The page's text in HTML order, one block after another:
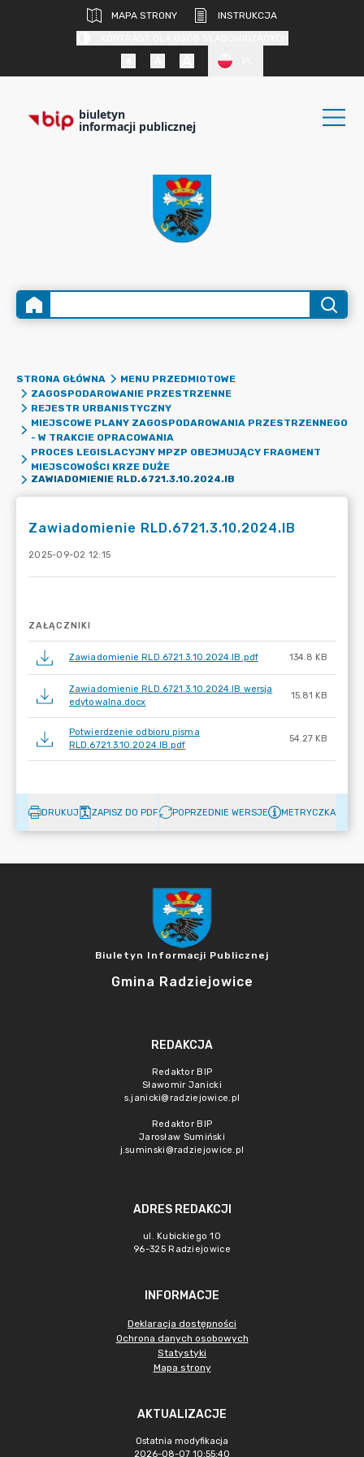
MAPA STRONY
INSTRUKCJA
biuletyn
informacji publicznej
STRONA GŁÓWNA
MENU PRZEDMIOTOWE
ZAGOSPODAROWANIE PRZESTRZENNE
REJESTR URBANISTYCZNY
MIEJSCOWE PLANY ZAGOSPODAROWANIA PRZESTRZENNEGO
- W TRAKCIE OPRACOWANIA
PROCES LEGISLACYJNY MPZP OBEJMUJĄCY FRAGMENT
MIEJSCOWOŚCI KRZE DUŻE
ZAWIADOMIENIE RLD.6721.3.10.2024.IB
Zawiadomienie RLD.6721.3.10.2024.IB
2025-09-02 12:15
ZAŁĄCZNIKI
Zawiadomienie RLD.6721.3.10.2024.IB.pdf 134.8 KB
Zawiadomienie RLD.6721.3.10.2024.IB wersja
edytowalna.docx
15.81 KB
Potwierdzenie odbioru pisma
RLD.6721.3.10.2024.IB.pdf
54.27 KB
DRUKUJ ZAPISZ DO PDF POPRZEDNIE WERSJE METRYCZKA
Biuletyn Informacji Publicznej
Gmina Radziejowice
REDAKCJA
Redaktor BIP
Sławomir Janicki
s.janicki@radziejowice.pl
Redaktor BIP
Jarosław Sumiński
j.suminski@radziejowice.pl
ADRES REDAKCJI
ul. Kubickiego 10
96-325 Radziejowice
INFORMACJE
Deklaracja dostępności
Ochrona danych osobowych
Statystyki
Mapa strony
AKTUALIZACJE
Ostatnia modyfikacja
2026-08-07 10:55:40